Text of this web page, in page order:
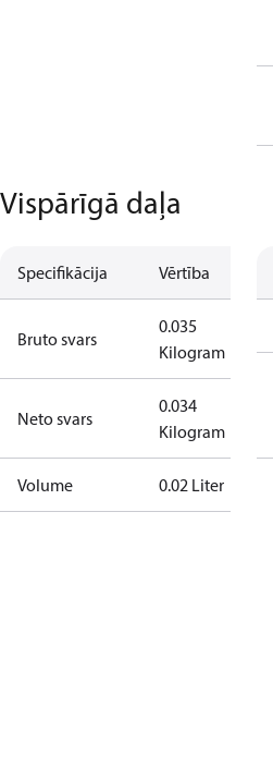
Vispārīgā daļa
Specifikācija Vērtība
Bruto svars
0.035
Kilogram
Neto svars
0.034
Kilogram
Volume 0.02 Liter